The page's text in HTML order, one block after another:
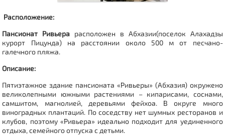
Расположение:
Пансионат Ривьера расположен в Абхазии(поселок Алахадзы
курорт Пицунда) на расстоянии около 500 м от песчано-
галечного пляжа.
Описание:
Пятиэтажное здание пансионата «Ривьеры» (Абхазия) окружено
великолепными южными растениями – кипарисами, соснами,
самшитом, магнолией, деревьями фейхоа. В округе много
виноградных плантаций. По соседству нет шумных ресторанов и
клубов, поэтому «Ривьера» идеально подходит для уединенного
отдыха, семейного отпуска с детьми.